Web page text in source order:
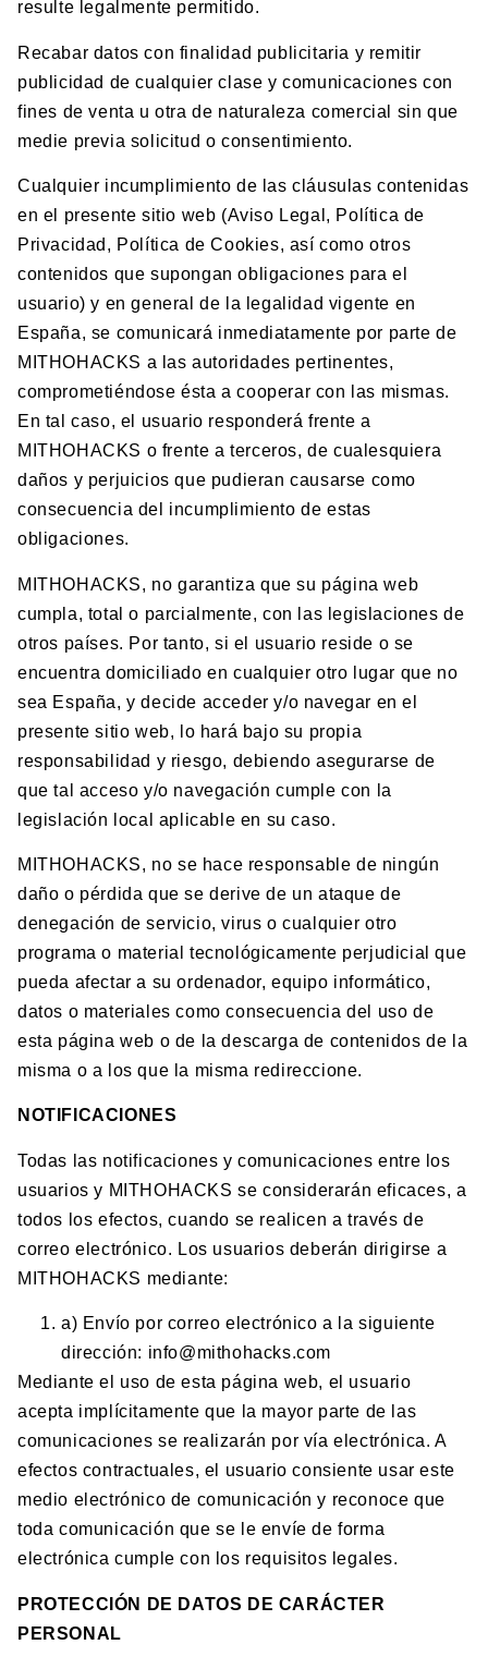
resulte legalmente permitido.
Recabar datos con finalidad publicitaria y remitir
publicidad de cualquier clase y comunicaciones con
fines de venta u otra de naturaleza comercial sin que
medie previa solicitud o consentimiento.
Cualquier incumplimiento de las cláusulas contenidas
en el presente sitio web (Aviso Legal, Política de
Privacidad, Política de Cookies, así como otros
contenidos que supongan obligaciones para el
usuario) y en general de la legalidad vigente en
España, se comunicará inmediatamente por parte de
MITHOHACKS a las autoridades pertinentes,
comprometiéndose ésta a cooperar con las mismas.
En tal caso, el usuario responderá frente a
MITHOHACKS o frente a terceros, de cualesquiera
daños y perjuicios que pudieran causarse como
consecuencia del incumplimiento de estas
obligaciones.
MITHOHACKS, no garantiza que su página web
cumpla, total o parcialmente, con las legislaciones de
otros países. Por tanto, si el usuario reside o se
encuentra domiciliado en cualquier otro lugar que no
sea España, y decide acceder y/o navegar en el
presente sitio web, lo hará bajo su propia
responsabilidad y riesgo, debiendo asegurarse de
que tal acceso y/o navegación cumple con la
legislación local aplicable en su caso.
MITHOHACKS, no se hace responsable de ningún
daño o pérdida que se derive de un ataque de
denegación de servicio, virus o cualquier otro
programa o material tecnológicamente perjudicial que
pueda afectar a su ordenador, equipo informático,
datos o materiales como consecuencia del uso de
esta página web o de la descarga de contenidos de la
misma o a los que la misma redireccione.
NOTIFICACIONES
Todas las notificaciones y comunicaciones entre los
usuarios y MITHOHACKS se considerarán eficaces, a
todos los efectos, cuando se realicen a través de
correo electrónico. Los usuarios deberán dirigirse a
MITHOHACKS mediante:
a) Envío por correo electrónico a la siguiente
dirección: info@mithohacks.com
Mediante el uso de esta página web, el usuario
acepta implícitamente que la mayor parte de las
comunicaciones se realizarán por vía electrónica. A
efectos contractuales, el usuario consiente usar este
medio electrónico de comunicación y reconoce que
toda comunicación que se le envíe de forma
electrónica cumple con los requisitos legales.
PROTECCIÓN DE DATOS DE CARÁCTER
PERSONAL